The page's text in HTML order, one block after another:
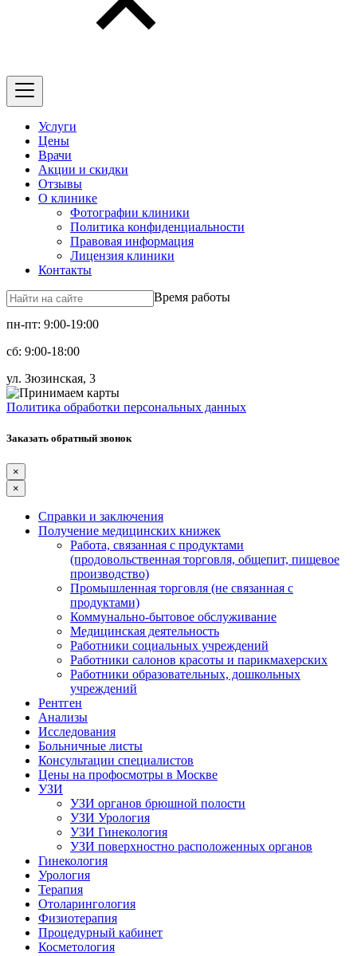
Услуги
Цены
Врачи
Акции и скидки
Отзывы
О клинике
Фотографии клиники
Политика конфиденциальности
Правовая информация
Лицензия клиники
Контакты
Время работы
пн-пт: 9:00-19:00
сб: 9:00-18:00
ул. Зюзинская, 3
Политика обработки персональных данных
Заказать обратный звонок
×
×
Справки и заключения
Получение медицинских книжек
Работа, связанная с продуктами
(продовольственная торговля, общепит, пищевое
производство)
Промышленная торговля (не связанная с
продуктами)
Коммунально-бытовое обслуживание
Медицинская деятельность
Работники социальных учреждений
Работники салонов красоты и парикмахерских
Работники образовательных, дошкольных
учреждений
Рентген
Анализы
Исследования
Больничные листы
Консультации специалистов
Цены на профосмотры в Москве
УЗИ
УЗИ органов брюшной полости
УЗИ Урология
УЗИ Гинекология
УЗИ поверхностно расположенных органов
Гинекология
Урология
Терапия
Отоларингология
Физиотерапия
Процедурный кабинет
Косметология